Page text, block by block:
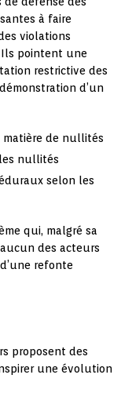
à faire
violations
Ils pointent une
restrictive des
d’un
de nullités
nullités
selon les
qui, malgré sa
des acteurs
refonte
proposent des
une évolution